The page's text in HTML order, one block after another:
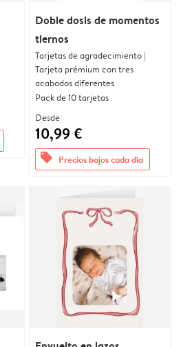
Doble dosis de momentos
tiernos
Tarjetas de agradecimiento |
Tarjeta prémium con tres
acabados diferentes
Pack de 10 tarjetas
Desde
10,99 €
offers Precios bajos cada día